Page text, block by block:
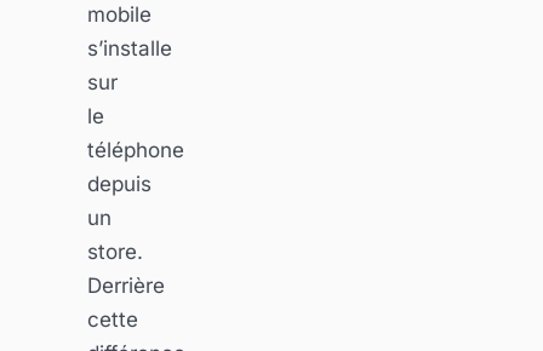
mobile
s’installe
sur
le
téléphone
depuis
un
store.
Derrière
cette